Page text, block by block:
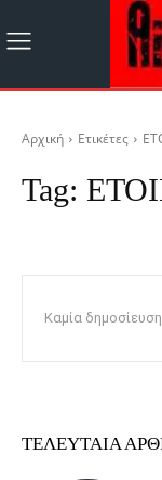
Αρχική Ετικέτες
Tag:
Καμία
ΤΕΛΕΥΤΑΊΑ